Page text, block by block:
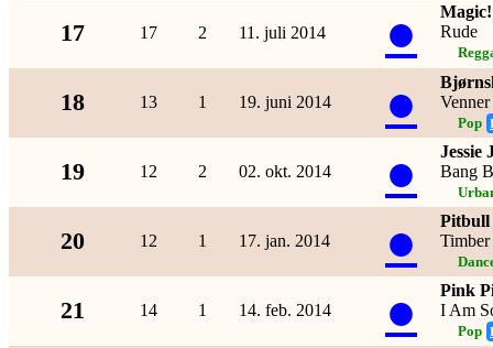
17 17 2 11. juli 2014 ●
Magic!
Rude
18 13 1 19. juni 2014 ● Pop
19 12 2 02. okt. 2014 ●
Jessie
Bang
20 12 1 17. jan. 2014 ●
Pitbull
Timber
21 14 1 14. feb. 2014 ●
Pink
I Am
Pop